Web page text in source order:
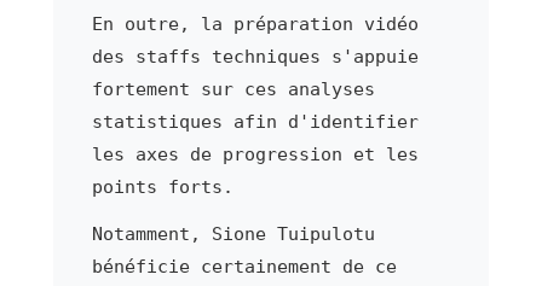
En outre, la préparation vidéo
des staffs techniques s'appuie
fortement sur ces analyses
statistiques afin d'identifier
les axes de progression et les
points forts.
Notamment, Sione Tuipulotu
bénéficie certainement de ce